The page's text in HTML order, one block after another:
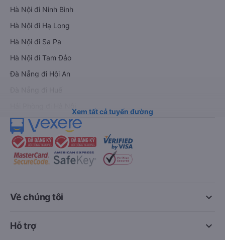
Hà Nội đi Ninh Bình
Hà Nội đi Hạ Long
Hà Nội đi Sa Pa
Hà Nội đi Tam Đảo
Đà Nẵng đi Hội An
Xem tất cả tuyến đường
keyboard_arrow_down
Về chúng tôi
keyboard_arrow_down
Hỗ trợ